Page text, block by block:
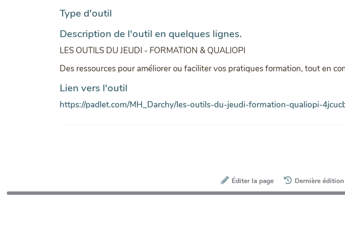
Type d'outil
Description de l'outil en quelques lignes.
LES OUTILS DU JEUDI - FORMATION & QUALIOPI
Des ressources pour améliorer ou faciliter vos pratiques formation, tout en
Lien vers l'outil
https://padlet.com/MH_Darchy/les-outils-du-jeudi-formation-qualiopi-
Éditer la page Dernière